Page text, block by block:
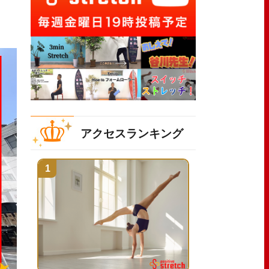
アクセスランキング